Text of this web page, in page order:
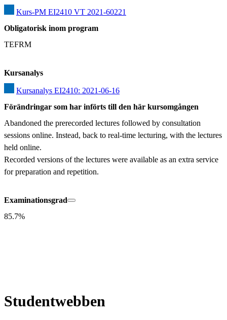
Kurs-PM EI2410 VT 2021-60221
Obligatorisk inom program
TEFRM
Kursanalys
Kursanalys EI2410: 2021-06-16
Förändringar som har införts till den här kursomgången
Abandoned the prerecorded lectures followed by consultation
sessions online. Instead, back to real-time lecturing, with the lectures
held online.
Recorded versions of the lectures were available as an extra service
for preparation and repetition.
Examinationsgrad
85.7%
Studentwebben